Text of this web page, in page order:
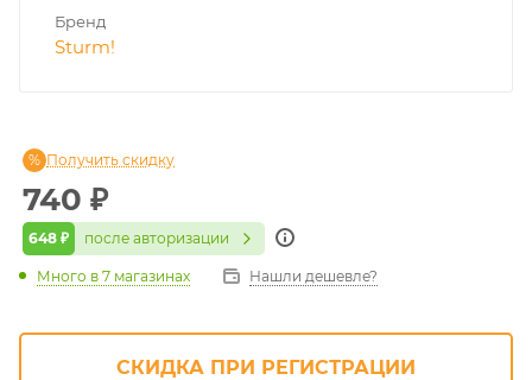
Бренд
Sturm!
740 ₽
648 ₽ после авторизации
Получить скидку
Много в 7 магазинах Нашли дешевле?
СКИДКА ПРИ РЕГИСТРАЦИИ